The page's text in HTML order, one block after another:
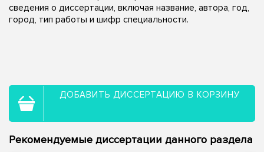
сведения о диссертации, включая название, автора, год,
город, тип работы и шифр специальности.
ДОБАВИТЬ ДИССЕРТАЦИЮ В КОРЗИНУ
Рекомендуемые диссертации данного раздела